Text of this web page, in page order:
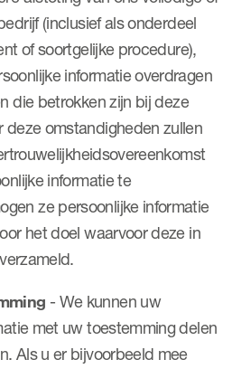
(inclusief als onderdeel
of soortgelijke procedure),
informatie overdragen
die betrokken zijn bij deze
deze omstandigheden zullen
informatie te
ze persoonlijke informatie
het doel waarvoor deze in
- We kunnen uw
met uw toestemming delen
Als u er bijvoorbeeld mee